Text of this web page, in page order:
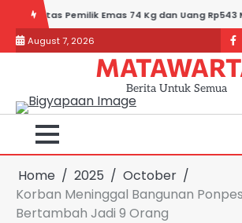
content
Rp543 Miliar Nadeo Beberkan Penyebab
August 7, 2026
Berita Untuk Semua
Home 2025
October
Korban Meninggal Bangunan
Bertambah Jadi 9 Orang